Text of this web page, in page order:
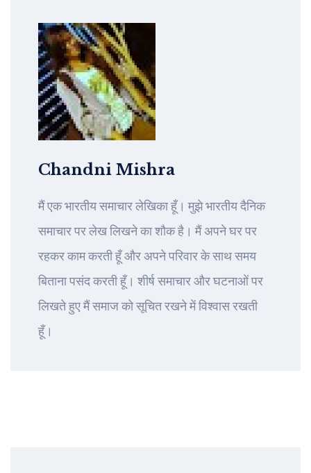
Chandni Mishra
मैं एक भारतीय समाचार लेखिका हूँ। मुझे भारतीय दैनिक
समाचार पर लेख लिखने का शौक है। मैं अपने घर पर
रहकर काम करती हूँ और अपने परिवार के साथ समय
बिताना पसंद करती हूँ। शीर्ष समाचार और घटनाओं पर
लिखते हुए मैं समाज को सूचित रखने में विश्वास रखती
हूँ।